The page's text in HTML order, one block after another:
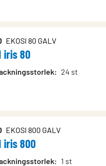
EKOSI 80 GALV
iris 80
: 24 st
EKOSI 800 GALV
iris 800
: 1 st